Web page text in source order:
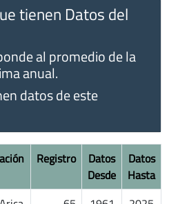
tienen Datos del
al promedio de la
anual.
datos de este
Registro
Datos
Desde
Datos
Hasta